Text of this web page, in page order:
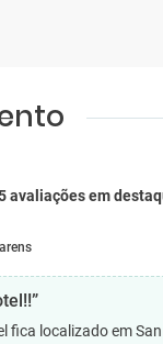
avaliações em
fica localizado em